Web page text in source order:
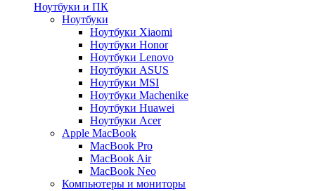
Ноутбуки и ПК
Ноутбуки
Ноутбуки Xiaomi
Ноутбуки Honor
Ноутбуки Lenovo
Ноутбуки ASUS
Ноутбуки MSI
Ноутбуки Machenike
Ноутбуки Huawei
Ноутбуки Acer
Apple MacBook
MacBook Pro
MacBook Air
MacBook Neo
Компьютеры и мониторы